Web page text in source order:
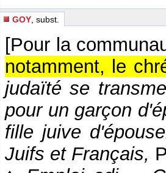
GOY , subst.
[Pour la
notamment, le
judaïté se
pour un garçon
fille juive
Juifs et Français,